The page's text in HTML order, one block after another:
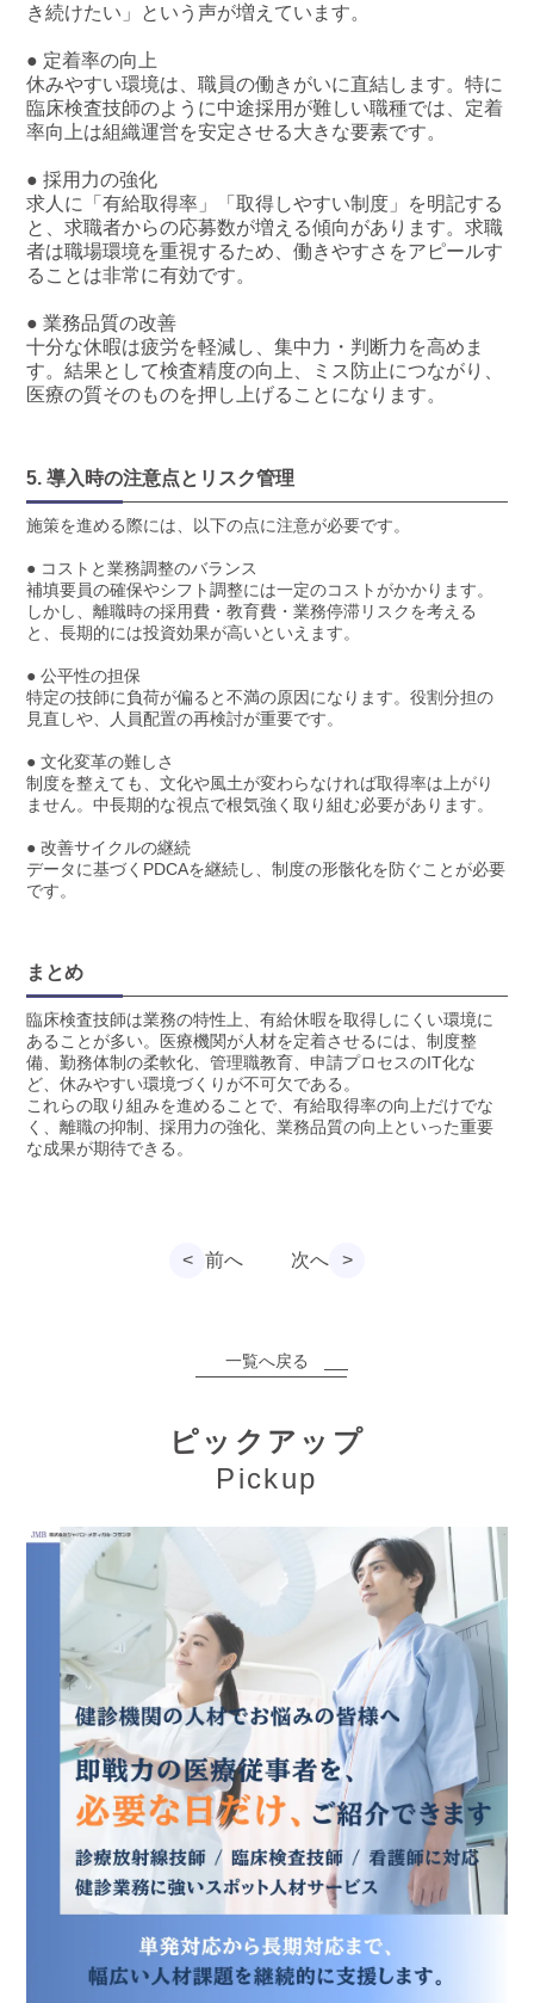
き続けたい」という声が増えています。
● 定着率の向上
休みやすい環境は、職員の働きがいに直結します。特に
臨床検査技師のように中途採用が難しい職種では、定着
率向上は組織運営を安定させる大きな要素です。
● 採用力の強化
求人に「有給取得率」「取得しやすい制度」を明記する
と、求職者からの応募数が増える傾向があります。求職
者は職場環境を重視するため、働きやすさをアピールす
ることは非常に有効です。
● 業務品質の改善
十分な休暇は疲労を軽減し、集中力・判断力を高めま
す。結果として検査精度の向上、ミス防止につながり、
医療の質そのものを押し上げることになります。
5. 導入時の注意点とリスク管理
施策を進める際には、以下の点に注意が必要です。
● コストと業務調整のバランス
補填要員の確保やシフト調整には一定のコストがかかります。
しかし、離職時の採用費・教育費・業務停滞リスクを考える
と、長期的には投資効果が高いといえます。
● 公平性の担保
特定の技師に負荷が偏ると不満の原因になります。役割分担の
見直しや、人員配置の再検討が重要です。
● 文化変革の難しさ
制度を整えても、文化や風土が変わらなければ取得率は上がり
ません。中長期的な視点で根気強く取り組む必要があります。
● 改善サイクルの継続
データに基づくPDCAを継続し、制度の形骸化を防ぐことが必要
です。
まとめ
臨床検査技師は業務の特性上、有給休暇を取得しにくい環境に
あることが多い。医療機関が人材を定着させるには、制度整
備、勤務体制の柔軟化、管理職教育、申請プロセスのIT化な
ど、休みやすい環境づくりが不可欠である。
これらの取り組みを進めることで、有給取得率の向上だけでな
く、離職の抑制、採用力の強化、業務品質の向上といった重要
な成果が期待できる。
< 前へ 次へ >
一覧へ戻る
ピックアップ
Pickup